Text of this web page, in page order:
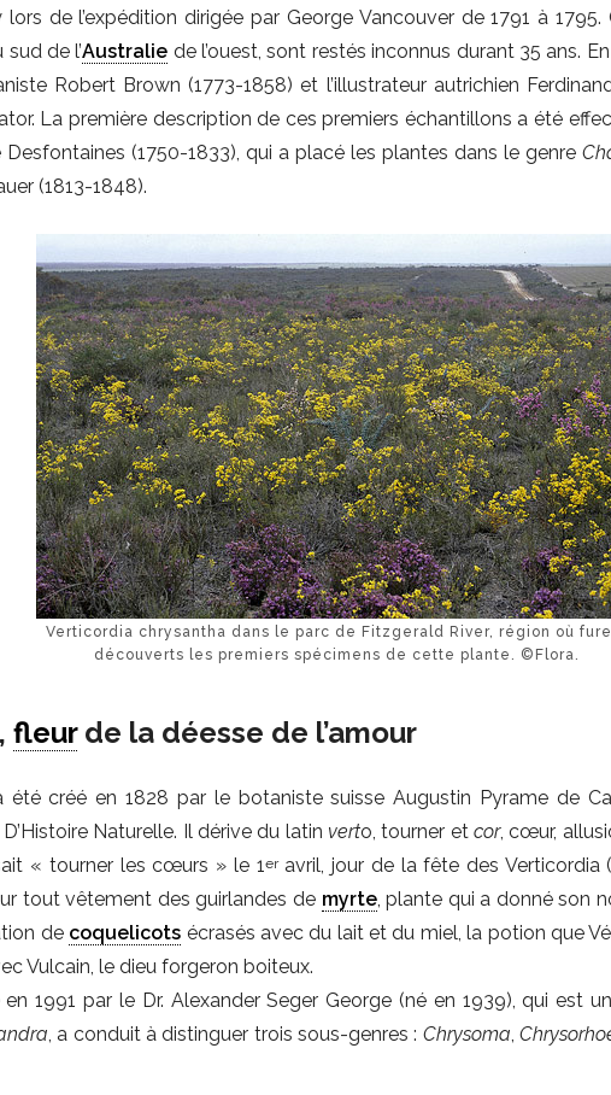
de l’expédition dirigée par George Vancouver de 1791 à
de l’Australie de l’ouest, sont restés inconnus durant 35 ans.
Robert Brown (1773-1858) et l’illustrateur autrichien
La première description de ces premiers échantillons a été
(1750-1833), qui a placé les plantes dans le genre
(1813-1848).
Verticordia chrysantha dans le parc de Fitzgerald River, région où
découverts les premiers spécimens de cette plante. ©Flora.
fleurde la déesse de l’amour
été créé en 1828 par le botaniste suisse Augustin Pyrame de
Naturelle. Il dérive du latin verto, tourner et cor, cœur,
« tourner les cœurs » le 1eravril, jour de la fête des Verticordia
tout vêtement des guirlandes de myrte, plante qui a donné son
de coquelicots écrasés avec du lait et du miel, la potion que
Vulcain, le dieu forgeron boiteux.
1991 par le Dr. Alexander Seger George (né en 1939), qui est
, a conduit à distinguer trois sous-genres : Chrysoma,